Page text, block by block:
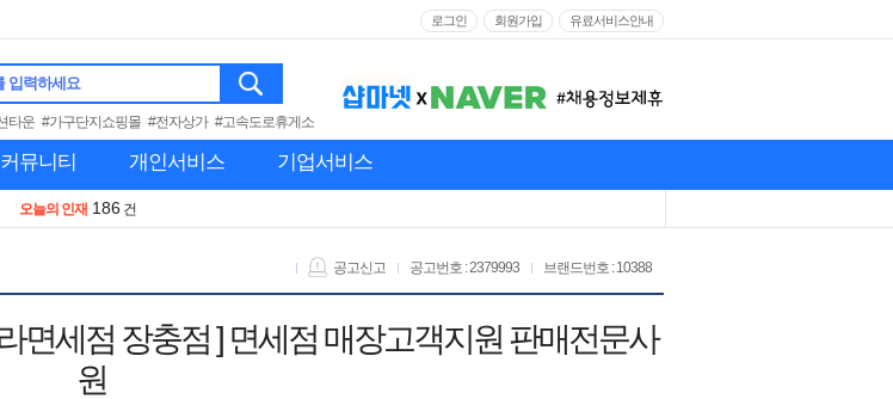
로그인 회원가입 유료서비스안내
입력하세요
타운 #가구단지쇼핑몰 #전자상가 #고속도로휴게소
커뮤니티 개인서비스 기업서비스
오늘의 인재 186 건
브랜드번호 : 10388
공고번호 : 2379993
공고신고
면세점 장충점 ] 면세점 매장고객지원 판매전문사
원